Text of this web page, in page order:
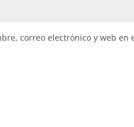
correo electrónico y web